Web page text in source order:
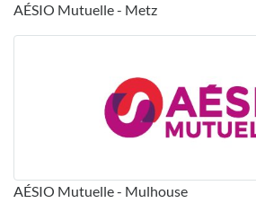
AÉSIO Mutuelle - Metz
AÉSIO Mutuelle - Mulhouse